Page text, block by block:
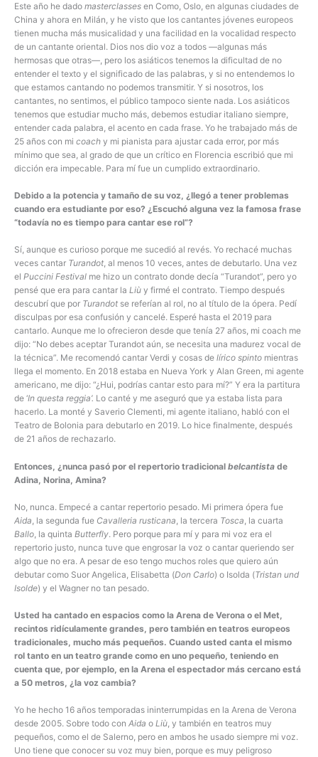
Este año he dado masterclasses en Como, Oslo, en algunas ciudades de
China y ahora en Milán, y he visto que los cantantes jóvenes europeos
tienen mucha más musicalidad y una facilidad en la vocalidad respecto
de un cantante oriental. Dios nos dio voz a todos —algunas más
hermosas que otras—, pero los asiáticos tenemos la dificultad de no
entender el texto y el significado de las palabras, y si no entendemos lo
que estamos cantando no podemos transmitir. Y si nosotros, los
cantantes, no sentimos, el público tampoco siente nada. Los asiáticos
tenemos que estudiar mucho más, debemos estudiar italiano siempre,
entender cada palabra, el acento en cada frase. Yo he trabajado más de
25 años con mi coach y mi pianista para ajustar cada error, por más
mínimo que sea, al grado de que un crítico en Florencia escribió que mi
dicción era impecable. Para mí fue un cumplido extraordinario.
Debido a la potencia y tamaño de su voz, ¿llegó a tener problemas
cuando era estudiante por eso? ¿Escuchó alguna vez la famosa frase
“todavía no es tiempo para cantar ese rol”?
Sí, aunque es curioso porque me sucedió al revés. Yo rechacé muchas
veces cantar Turandot, al menos 10 veces, antes de debutarlo. Una vez
el Puccini Festival me hizo un contrato donde decía “Turandot”, pero yo
pensé que era para cantar la Liù y firmé el contrato. Tiempo después
descubrí que por Turandot se referían al rol, no al título de la ópera. Pedí
disculpas por esa confusión y cancelé. Esperé hasta el 2019 para
cantarlo. Aunque me lo ofrecieron desde que tenía 27 años, mi coach me
dijo: “No debes aceptar Turandot aún, se necesita una madurez vocal de
la técnica”. Me recomendó cantar Verdi y cosas de lírico spinto mientras
llega el momento. En 2018 estaba en Nueva York y Alan Green, mi agente
americano, me dijo: “¿Hui, podrías cantar esto para mí?” Y era la partitura
de ‘In questa reggia’. Lo canté y me aseguró que ya estaba lista para
hacerlo. La monté y Saverio Clementi, mi agente italiano, habló con el
Teatro de Bolonia para debutarlo en 2019. Lo hice finalmente, después
de 21 años de rechazarlo.
Entonces, ¿nunca pasó por el repertorio tradicional belcantista de
Adina, Norina, Amina?
No, nunca. Empecé a cantar repertorio pesado. Mi primera ópera fue
Aida , la segunda fue Cavalleria rusticana , la tercera Tosca , la cuarta
Ballo , la quinta Butterfly. Pero porque para mí y para mi voz era el
repertorio justo, nunca tuve que engrosar la voz o cantar queriendo ser
algo que no era. A pesar de eso tengo muchos roles que quiero aún
debutar como Suor Angelica, Elisabetta (Don Carlo) o Isolda (Tristan und
Isolde) y el Wagner no tan pesado.
Usted ha cantado en espacios como la Arena de Verona o el Met,
recintos ridículamente grandes, pero también en teatros europeos
tradicionales, mucho más pequeños. Cuando usted canta el mismo
rol tanto en un teatro grande como en uno pequeño, teniendo en
cuenta que, por ejemplo, en la Arena el espectador más cercano está
a 50 metros, ¿la voz cambia?
Yo he hecho 16 años temporadas ininterrumpidas en la Arena de Verona
desde 2005. Sobre todo con Aida o Liù, y también en teatros muy
pequeños, como el de Salerno, pero en ambos he usado siempre mi voz.
Uno tiene que conocer su voz muy bien, porque es muy peligroso